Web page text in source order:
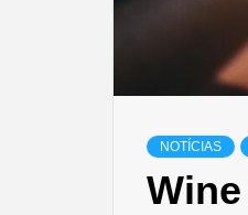
NOTÍCIAS